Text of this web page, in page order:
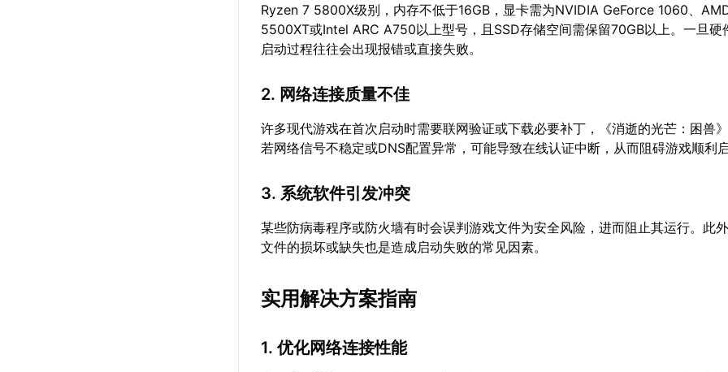
Ryzen 7 5800X级别，内存不低于16GB，显卡需为NVIDIA GeForce 1060、
5500XT或Intel ARC A750以上型号，且SSD存储空间需保留70GB以上。一旦硬
启动过程往往会出现报错或直接失败。
2. 网络连接质量不佳
许多现代游戏在首次启动时需要联网验证或下载必要补丁，《消逝的光芒：困兽
若网络信号不稳定或DNS配置异常，可能导致在线认证中断，从而阻碍游戏顺利
3. 系统软件引发冲突
某些防病毒程序或防火墙有时会误判游戏文件为安全风险，进而阻止其运行。此
文件的损坏或缺失也是造成启动失败的常见因素。
实用解决方案指南
1. 优化网络连接性能